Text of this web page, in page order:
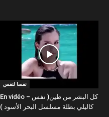
نفسا لنفس
En vidéo – كل البشر من طين( نفس
كاليلي بطلة مسلسل البحر الأسود )